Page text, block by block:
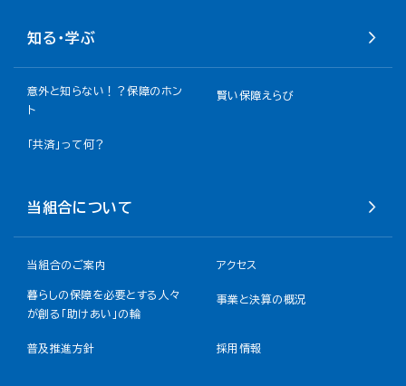
知る・学ぶ
意外と知らない！？保障のホン
ト
賢い保障えらび
「共済」って何？
当組合について
当組合のご案内 アクセス
暮らしの保障を必要とする人々
が創る「助けあい」の輪
事業と決算の概況
普及推進方針 採用情報